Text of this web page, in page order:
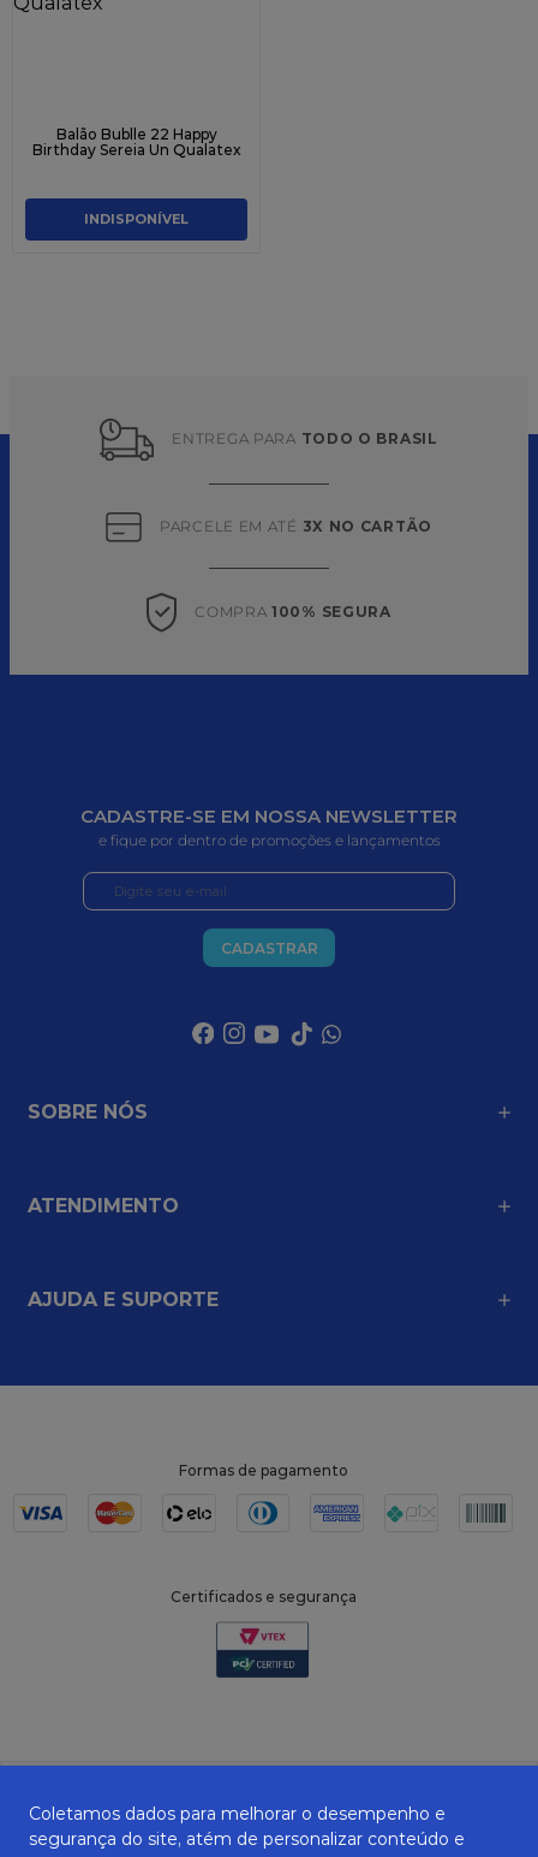
Balão Bublle 22 Happy
Birthday Sereia Un Qualatex
INDISPONÍVEL
ENTREGA PARA TODO O BRASIL
PARCELE EM ATÉ 3X NO CARTÃO
COMPRA 100% SEGURA
CADASTRE-SE EM NOSSA NEWSLETTER
e fique por dentro de promoções e lançamentos
CADASTRAR
SOBRE NÓS
ATENDIMENTO
AJUDA E SUPORTE
Formas de pagamento
Certificados e segurança
Coletamos dados para melhorar o desempenho e
segurança do site, atém de personalizar conteúdo e